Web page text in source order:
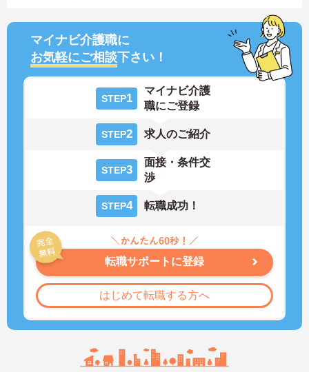
マイナビ介護職に
お気軽にご相談下さい！
STEP1
マイナビ介護
職にご登録
STEP2 求人のご紹介
STEP3
面接・条件交
渉
STEP4 転職成功！
転職サポートに登録
はじめて転職する方へ